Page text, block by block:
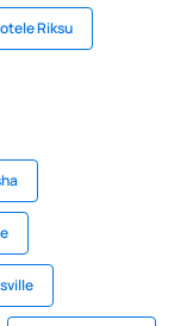
Riksu